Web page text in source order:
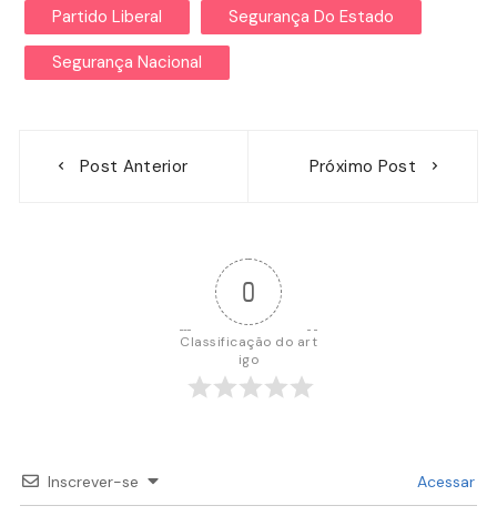
Partido Liberal Segurança Do Estado
Segurança Nacional
Post Anterior Próximo Post
0
Classificação do art
igo
Inscrever-se Acessar